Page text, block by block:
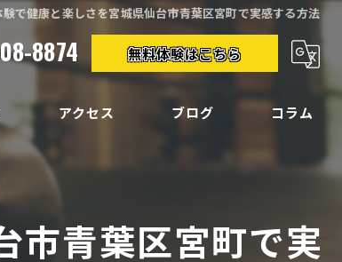
で健康と楽しさを宮城県仙台市青葉区宮町で実感する方法
8874 無料体験はこちら
アクセス ブログ コラム
市青葉区宮町で実